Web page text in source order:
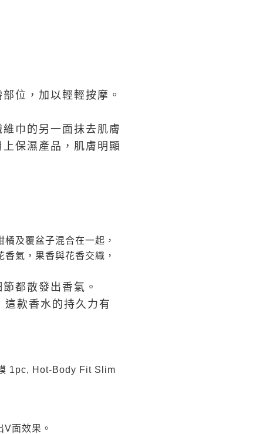
位，加以輕輕按摩。
巾的另一面抹去肌膚
保濕產品，肌膚明顯
及覆盆子混合在一起，
氣，果香與花香交織，
都散發出香氣。
款香水的持久力有
1pc, Hot-Body Fit Slim
面效果。